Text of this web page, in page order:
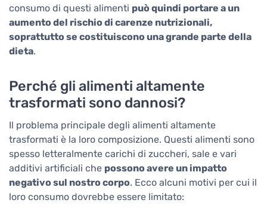
consumo di questi alimenti può quindi portare a un
aumento del rischio di carenze nutrizionali,
soprattutto se costituiscono una grande parte della
dieta.
Perché gli alimenti altamente
trasformati sono dannosi?
Il problema principale degli alimenti altamente
trasformati è la loro composizione. Questi alimenti sono
spesso letteralmente carichi di zuccheri, sale e vari
additivi artificiali che possono avere un impatto
negativo sul nostro corpo. Ecco alcuni motivi per cui il
loro consumo dovrebbe essere limitato: